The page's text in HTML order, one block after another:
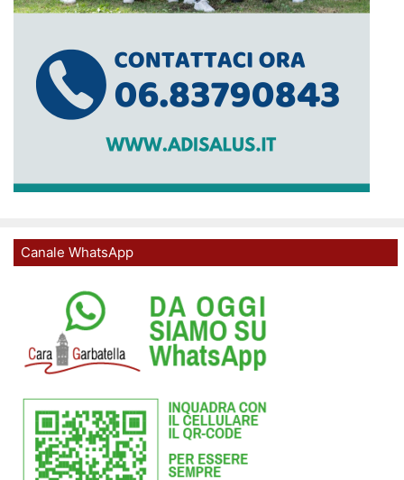
Canale WhatsApp